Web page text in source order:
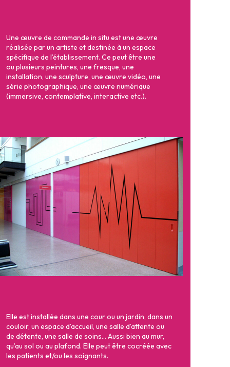
Une œuvre de commande in situ est une œuvre
réalisée par un artiste et destinée à un espace
spécifique de l’établissement. Ce peut être une
ou plusieurs peintures, une fresque, une
installation, une sculpture, une œuvre vidéo, une
série photographique, une œuvre numérique
(immersive, contemplative, interactive etc.).
Elle est installée dans une cour ou un jardin, dans un
couloir, un espace d’accueil, une salle d’attente ou
de détente, une salle de soins… Aussi bien au mur,
qu’au sol ou au plafond. Elle peut être cocréée avec
les patients et/ou les soignants.